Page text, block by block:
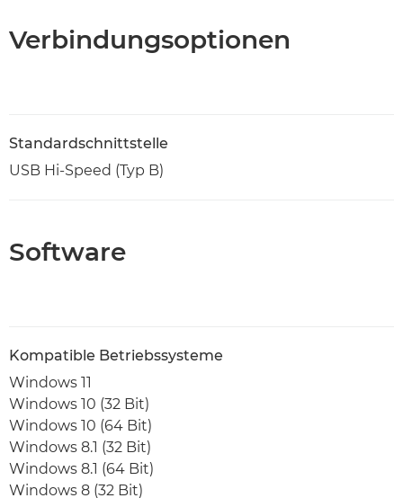
Verbindungsoptionen
Standardschnittstelle
USB Hi-Speed (Typ B)
Software
Kompatible Betriebssysteme
Windows 11
Windows 10 (32 Bit)
Windows 10 (64 Bit)
Windows 8.1 (32 Bit)
Windows 8.1 (64 Bit)
Windows 8 (32 Bit)